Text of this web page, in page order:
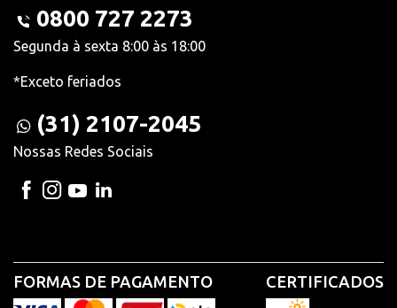
0800 727 2273
Segunda à sexta 8:00 às 18:00
*Exceto feriados
(31) 2107-2045
Nossas Redes Sociais
FORMAS DE PAGAMENTO CERTIFICADOS